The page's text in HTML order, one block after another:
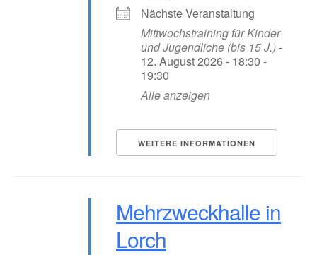
Nächste Veranstaltung
Mittwochstraining für Kinder
und Jugendliche (bis 15 J.)-
12. August 2026 - 18:30 -
19:30
Alle anzeigen
WEITERE INFORMATIONEN
Mehrzweckhalle in
Lorch